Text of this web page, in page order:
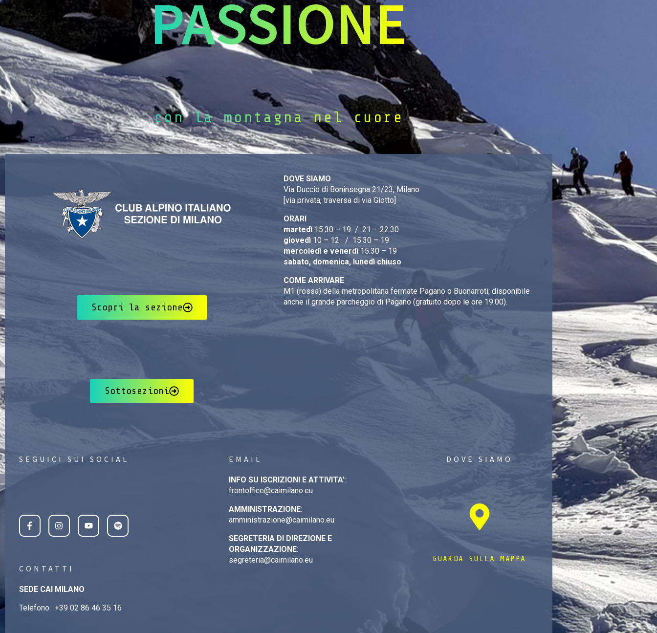
PASSIONE
con la montagna nel cuore
Scopri la sezione
Sottosezioni
DOVE SIAMO
Via Duccio di Boninsegna 21/23, Milano
[via privata, traversa di via Giotto]
ORARI
martedì 15.30 – 19 / 21 – 22.30
giovedì 10 – 12 / 15.30 – 19
mercoledì e venerdì 15.30 – 19
sabato, domenica, lunedì chiuso
COME ARRIVARE
M1 (rossa) della metropolitana fermate Pagano o Buonarroti; disponibile
anche il grande parcheggio di Pagano (gratuito dopo le ore 19.00).
SEGUICI SUI SOCIAL
CONTATTI
SEDE CAI MILANO
Telefono: +39 02 86 46 35 16
EMAIL
INFO SU ISCRIZIONI E ATTIVITA’:
frontoffice@caimilano.eu
AMMINISTRAZIONE:
amministrazione@caimilano.eu
SEGRETERIA DI DIREZIONE E
ORGANIZZAZIONE:
segreteria@caimilano.eu
DOVE SIAMO
GUARDA SULLA MAPPA